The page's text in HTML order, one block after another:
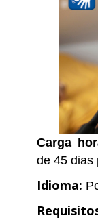
Carga
de 45 dias
Idioma: